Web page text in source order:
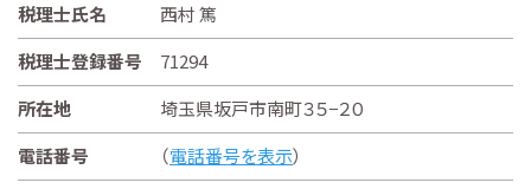
税理士氏名
西村 篤
税理士登録番号
71294
所在地
埼玉県坂戸市南町３５−２０
電話番号
（電話番号を表示）